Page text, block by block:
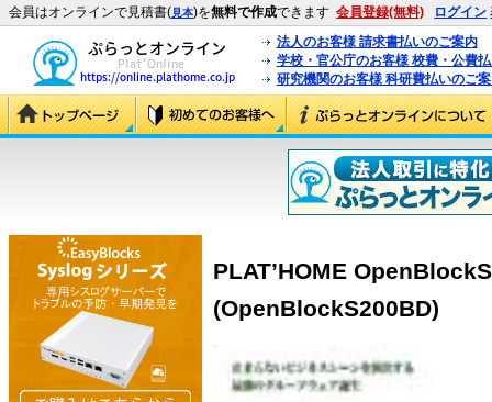
会員はオンラインで見積書(見本)を無料で作成できます 会員登録(無料) ログイン
法人のお客様 請求書払いのご案内
学校・官公庁のお客様 校費・公費
研究機関のお客様 科研費払いのご
PLAT’HOME
(OpenBlockS200BD)